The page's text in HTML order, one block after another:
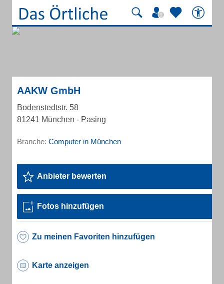
AAKW GmbH
Bodenstedtstr. 58
81241 München - Pasing
Branche: Computer in München
Anbieter bewerten
Fotos hinzufügen
Zu meinen Favoriten hinzufügen
Karte anzeigen